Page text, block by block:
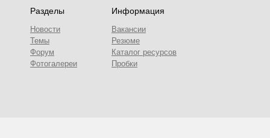
Разделы
Новости
Темы
Форум
Фотогалереи
Информация
Вакансии
Резюме
Каталог ресурсов
Пробки